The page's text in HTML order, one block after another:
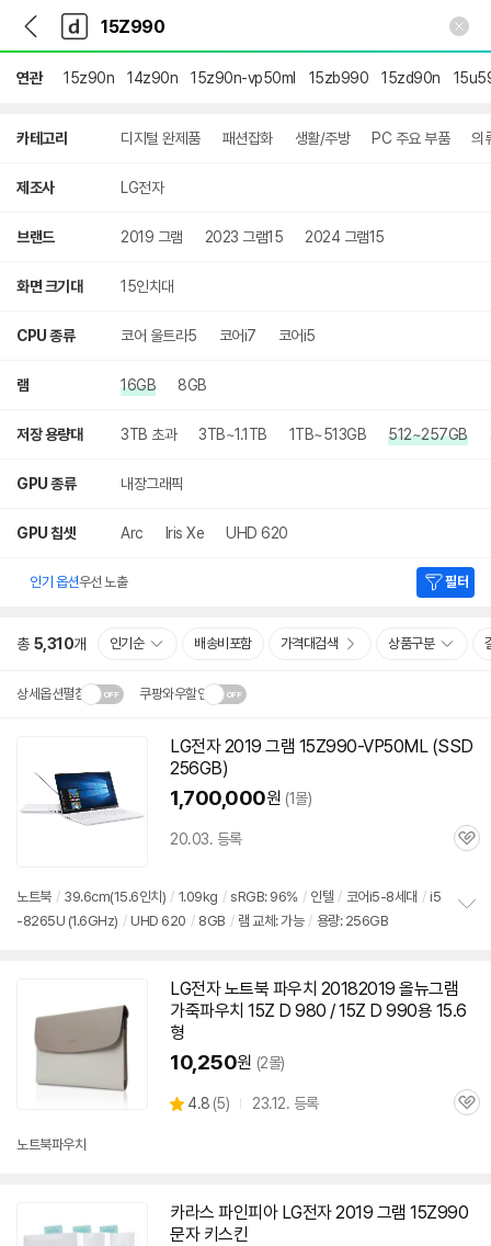
다
나
와
가
기
다
와
메
연관 15z90n 14z90n 15z90n-vp50ml 15zb990 15zd90n
카테고리 디지털 완제품 패션잡화 생활/주방 PC 주요 부품 의
제조사 LG전자
브랜드 2019 그램 2023 그램15 2024 그램15
화면 크기대 15인치대
CPU 종류 코어 울트라5 코어i7 코어i5
램 16GB 8GB
저장 용량대 3TB 초과 3TB~1.1TB 1TB~513GB 512~257GB
GPU 종류 내장그래픽
GPU 칩셋 Arc Iris Xe UHD 620
인기 옵션우선 노출 필터
총 5,310개 인기순 배송비포함 가격대검색 상품구분
상세옵션펼침 쿠팡와우할인
배송·설치비가 달라집니다.닫
기
LG전자 2019 그램 15Z990-VP50ML (SSD
256GB)
1,700,000원 (1몰)
20.03. 등록
관
노트북 / 39.6cm(15.6인치) / 1.09kg / sRGB: 96% / 인텔 / 코어i5-8세대 / i5
-8265U (1.6GHz) / UHD 620 / 8GB / 램 교체: 가능 / 용량: 256GB
LG전자 노트북 파우치 20182019 올뉴그램
가죽파우치 15Z D 980 / 15Z D 990용 15.6
형
10,250원 (2몰)
별
4.8 (상
5) 23.12. 등록
관
노트북파우치
카라스 파인피아 LG전자 2019 그램 15Z990
문자 키스킨